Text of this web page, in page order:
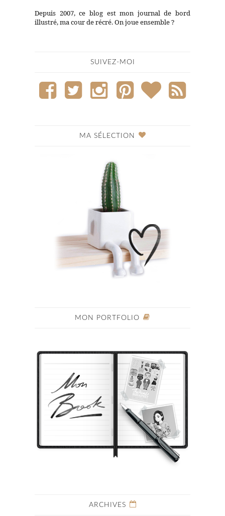
Depuis 2007, ce blog est mon journal de bord
illustré, ma cour de récré. On joue ensemble ?
SUIVEZ-MOI
MA SÉLECTION
MON PORTFOLIO
ARCHIVES